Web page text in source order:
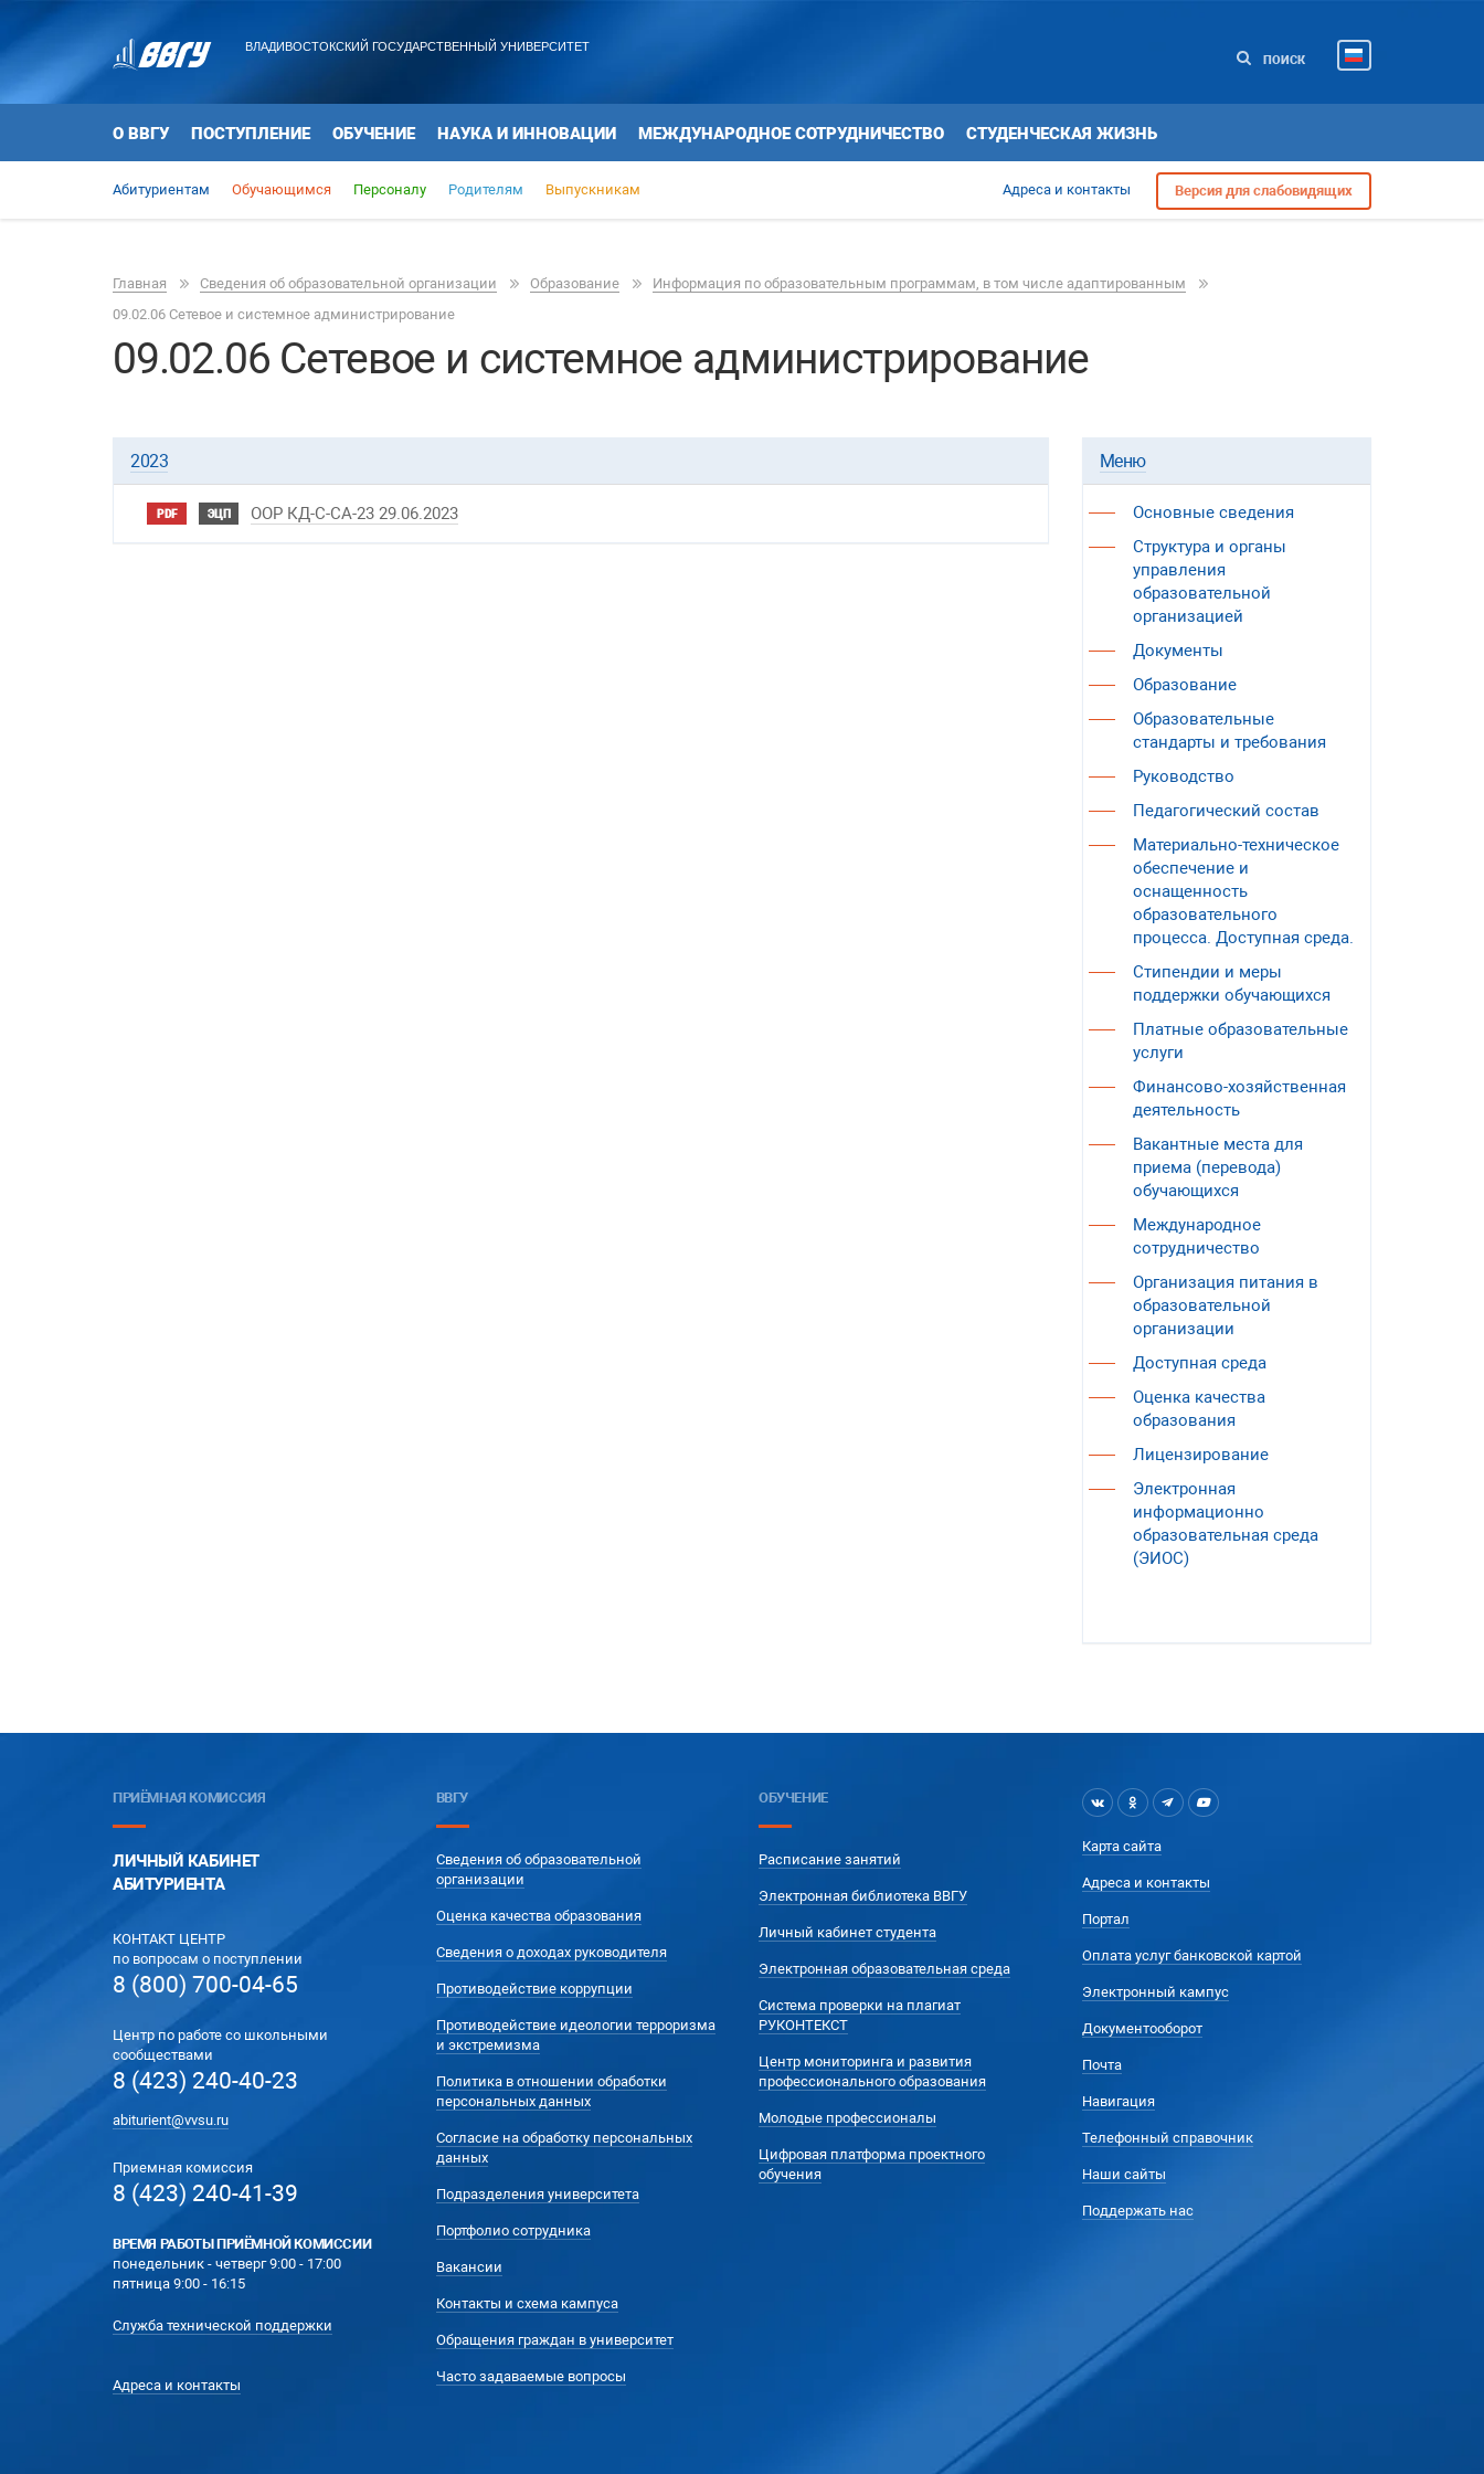
ВЛАДИВОСТОКСКИЙ ГОСУДАРСТВЕННЫЙ УНИВЕРСИТЕТ
ПОИСК
О ВВГУ ПОСТУПЛЕНИЕ ОБУЧЕНИЕ НАУКА И ИННОВАЦИИ МЕЖДУНАРОДНОЕ СОТРУДНИЧЕСТВО СТУДЕНЧЕСКАЯ ЖИЗНЬ
Абитуриентам Обучающимся Персоналу Родителям Выпускникам Адреса и контакты Версия для слабовидящих
Главная Сведения об образовательной организации Образование
Информация по образовательным программам, в том числе адаптированным
09.02.06 Сетевое и системное администрирование
09.02.06 Сетевое и системное администрирование
2023
PDF ЭЦП OOP КД-С-СА-23 29.06.2023
Меню
Основные сведения
Структура и органы
управления
образовательной
организацией
Документы
Образование
Образовательные
стандарты и требования
Руководство
Педагогический состав
Материально-техническое
обеспечение и
оснащенность
образовательного
процесса. Доступная среда.
Стипендии и меры
поддержки обучающихся
Платные образовательные
услуги
Финансово-хозяйственная
деятельность
Вакантные места для
приема (перевода)
обучающихся
Международное
сотрудничество
Организация питания в
образовательной
организации
Доступная среда
Оценка качества
образования
Лицензирование
Электронная
информационно
образовательная среда
(ЭИОС)
ПРИЁМНАЯ КОМИССИЯ
ЛИЧНЫЙ КАБИНЕТ
АБИТУРИЕНТА
КОНТАКТ ЦЕНТР
по вопросам о поступлении
8 (800) 700-04-65
Центр по работе со школьными
сообществами
8 (423) 240-40-23
abiturient@vvsu.ru
Приемная комиссия
8 (423) 240-41-39
ВРЕМЯ РАБОТЫ ПРИЁМНОЙ КОМИССИИ
понедельник - четверг 9:00 - 17:00
пятница 9:00 - 16:15
Служба технической поддержки
Адреса и контакты
ВВГУ
Сведения об образовательной
организации
Оценка качества образования
Сведения о доходах руководителя
Противодействие коррупции
Противодействие идеологии терроризма
и экстремизма
Политика в отношении обработки
персональных данных
Согласие на обработку персональных
данных
Подразделения университета
Портфолио сотрудника
Вакансии
Контакты и схема кампуса
Обращения граждан в университет
Часто задаваемые вопросы
ОБУЧЕНИЕ
Расписание занятий
Электронная библиотека ВВГУ
Личный кабинет студента
Электронная образовательная среда
Система проверки на плагиат
РУКОНТЕКСТ
Центр мониторинга и развития
профессионального образования
Молодые профессионалы
Цифровая платформа проектного
обучения
Карта сайта
Адреса и контакты
Портал
Оплата услуг банковской картой
Электронный кампус
Документооборот
Почта
Навигация
Телефонный справочник
Наши сайты
Поддержать нас